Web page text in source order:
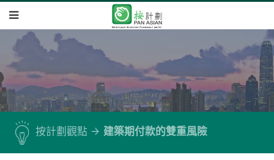
按計劃觀點 建築期付款的雙重風險